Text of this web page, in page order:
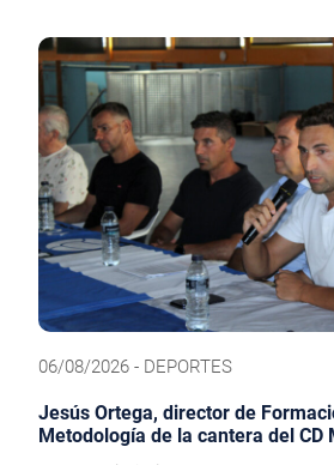
06/08/2026 - DEPORTES
Jesús Ortega, director de
Metodología de la cantera del CD